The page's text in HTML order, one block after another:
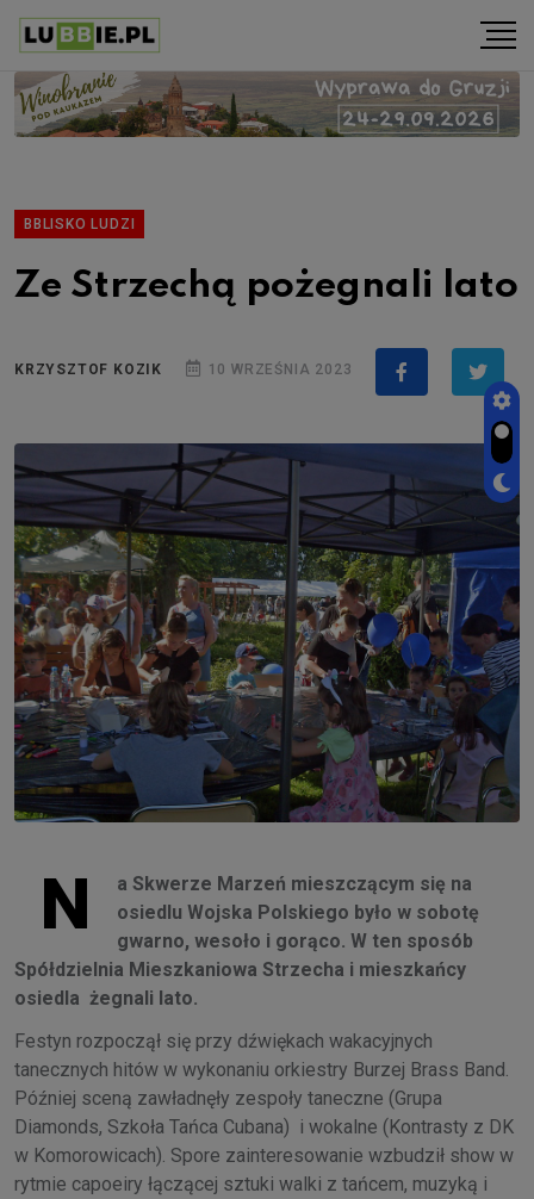
BBLISKO LUDZI
Ze Strzechą pożegnali lato
KRZYSZTOF KOZIK 10 WRZEŚNIA 2023
N
a Skwerze Marzeń mieszczącym się na
osiedlu Wojska Polskiego było w sobotę
gwarno, wesoło i gorąco. W ten sposób
Spółdzielnia Mieszkaniowa Strzecha i mieszkańcy
osiedla żegnali lato.
Festyn rozpoczął się przy dźwiękach wakacyjnych
tanecznych hitów w wykonaniu orkiestry Burzej Brass Band.
Później sceną zawładnęły zespoły taneczne (Grupa
Diamonds, Szkoła Tańca Cubana) i wokalne (Kontrasty z DK
w Komorowicach). Spore zainteresowanie wzbudził show w
rytmie capoeiry łączącej sztuki walki z tańcem, muzyką i